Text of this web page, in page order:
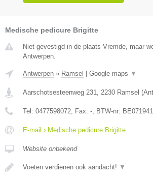
Medische pedicure Brigitte
Niet gevestigd in de plaats Vremde, maar
Antwerpen.
Antwerpen » Ramsel Google maps ▼
Aarschotsesteenweg 231 2230 Ramsel (
Tel: 0477598072 , Fax: - , BTW-nr:
E-mail › Medische pedicure Brigitte
Website onbekend
Voeten verdienen ook aandacht! ▼